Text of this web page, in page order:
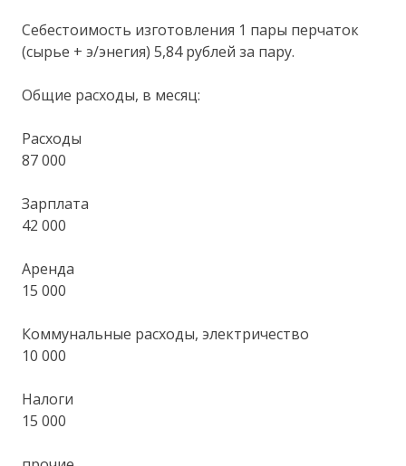
Себестоимость изготовления 1 пары перчаток
(сырье + э/энегия) 5,84 рублей за пару.
Общие расходы, в месяц:
Расходы
87 000
Зарплата
42 000
Аренда
15 000
Коммунальные расходы, электричество
10 000
Налоги
15 000